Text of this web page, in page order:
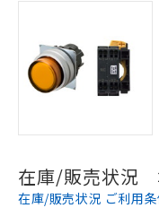
在庫/販売状況
在庫/販売状況 ご利用条